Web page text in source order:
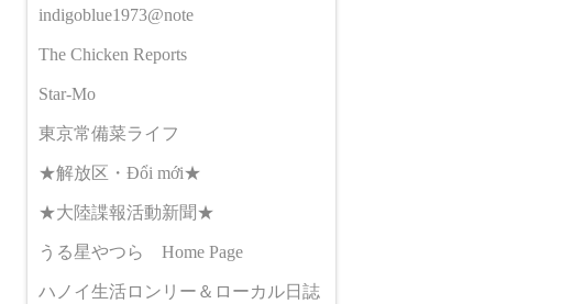
indigoblue1973@note
The Chicken Reports
Star-Mo
東京常備菜ライフ
★解放区・Đổi mới★
★大陸諜報活動新聞★
うる星やつら Home Page
ハノイ生活ロンリー＆ローカル日誌